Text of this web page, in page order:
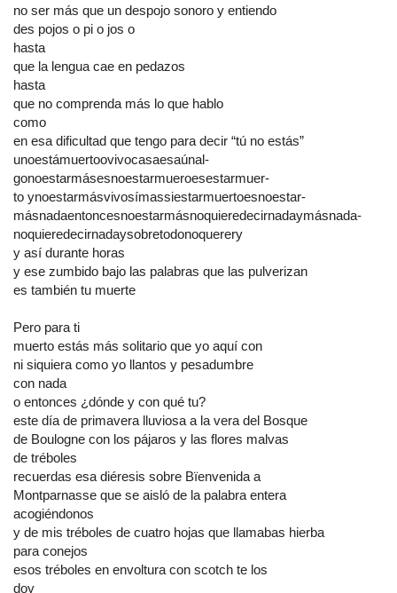
no ser más que un despojo sonoro y entiendo
des pojos o pi o jos o
hasta
que la lengua cae en pedazos
hasta
que no comprenda más lo que hablo
como
en esa dificultad que tengo para decir “tú no estás”
unoestámuertoovivocasaesaúnal-
gonoestarmásesnoestarmueroesestarmuer-
to ynoestarmásvivosímassiestarmuertoesnoestar-
másnadaentoncesnoestarmásnoquieredecirnadaymásnada-
noquieredecirnadaysobretodonoquerery
y así durante horas
y ese zumbido bajo las palabras que las pulverizan
es también tu muerte
Pero para ti
muerto estás más solitario que yo aquí con
ni siquiera como yo llantos y pesadumbre
con nada
o entonces ¿dónde y con qué tu?
este día de primavera lluviosa a la vera del Bosque
de Boulogne con los pájaros y las flores malvas
de tréboles
recuerdas esa diéresis sobre Bïenvenida a
Montparnasse que se aisló de la palabra entera
acogiéndonos
y de mis tréboles de cuatro hojas que llamabas hierba
para conejos
esos tréboles en envoltura con scotch te los
doy